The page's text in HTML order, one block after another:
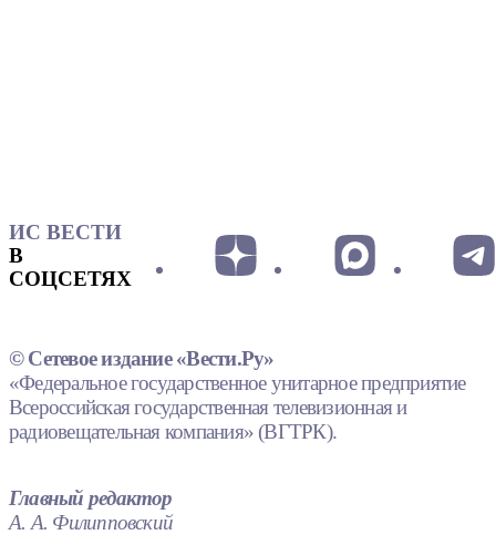
ИС ВЕСТИ
В
СОЦСЕТЯХ
© Сетевое издание «Вести.Ру»
«Федеральное государственное унитарное предприятие
Всероссийская государственная телевизионная и
радиовещательная компания» (ВГТРК).
Главный редактор
А. А. Филипповский